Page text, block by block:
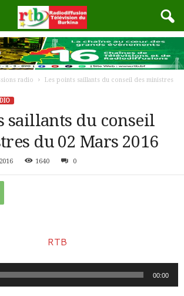
radio
Les points saillants du conseil des ministres
saillants du conseil
du 02 Mars 2016
1640 0
00:00